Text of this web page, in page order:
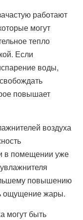
работают
могут
тепло
Если
воды,
повышает
воздуха
в помещении уже
повышению
ощущение жары.
могут быть